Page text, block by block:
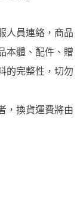
人員連絡，商品
本體、配件、贈
的完整性，切勿
，換貨運費將由